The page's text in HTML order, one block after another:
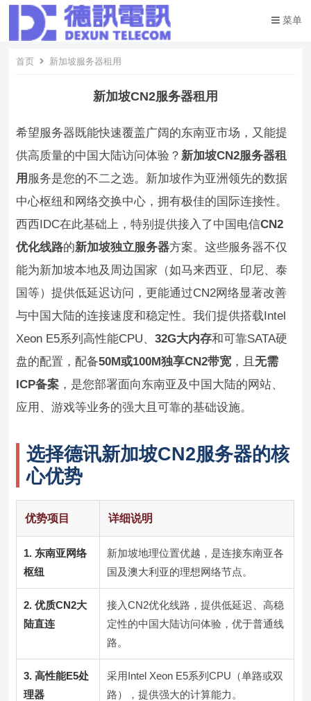
菜单
首页 新加坡服务器租用
新加坡CN2服务器租用
希望服务器既能快速覆盖广阔的东南亚市场，又能提
供高质量的中国大陆访问体验？ 新加坡CN2服务器租
用 服务是您的不二之选。新加坡作为亚洲领先的数据
中心枢纽和网络交换中心，拥有极佳的国际连接性。
西西IDC在此基础上，特别提供接入了中国电信CN2
优化线路的新加坡独立服务器方案。这些服务器不仅
能为新加坡本地及周边国家（如马来西亚、印尼、泰
国等）提供低延迟访问，更能通过CN2网络显著改善
与中国大陆的连接速度和稳定性。我们提供搭载Intel
Xeon E5系列高性能CPU、32G大内存和可靠SATA硬
盘的配置，配备50M或100M独享CN2带宽 ，且无需
ICP备案 ，是您部署面向东南亚及中国大陆的网站、
应用、游戏等业务的强大且可靠的基础设施。
选择德讯新加坡CN2服务器的核
心优势
优势项目 详细说明
1. 东南亚网络
枢纽
新加坡地理位置优越，是连接东南亚各
国及澳大利亚的理想网络节点。
2. 优质CN2大
陆直连
接入CN2优化线路，提供低延迟、高稳
定性的中国大陆访问体验，优于普通线
路。
3. 高性能E5处
理器
采用Intel Xeon E5系列CPU（单路或双
路），提供强大的计算能力。